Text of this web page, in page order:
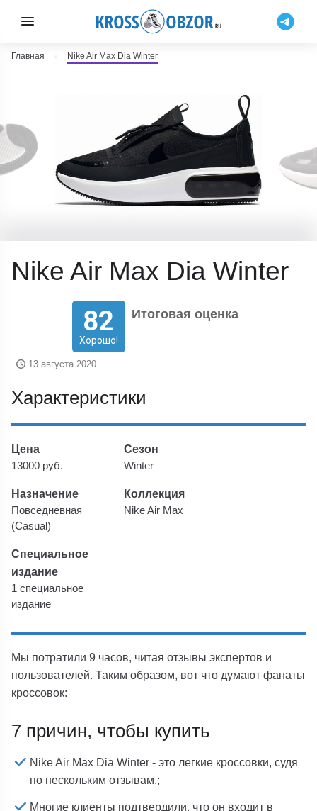
Главная Nike Air Max Dia Winter
Nike Air Max Dia Winter
82
Хорошо!
Итоговая оценка
13 августа 2020
Характеристики
Цена
13000 руб.
Сезон
Winter
Назначение
Повседневная
(Casual)
Коллекция
Nike Air Max
Специальное
издание
1 специальное
издание
Мы потратили 9 часов, читая отзывы экспертов и
пользователей. Таким образом, вот что думают фанаты
кроссовок:
7 причин, чтобы купить
Nike Air Max Dia Winter - это легкие кроссовки, судя
по нескольким отзывам.;
Многие клиенты подтвердили, что он входит в